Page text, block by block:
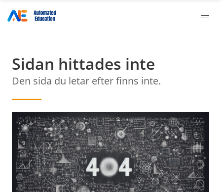
Sidan hittades inte
Den sida du letar efter finns inte.